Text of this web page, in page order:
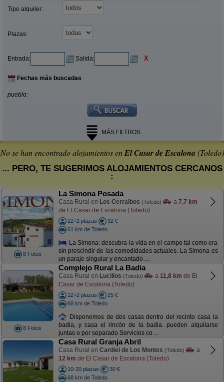
Tipo alquiler:
Plazas:
Entrada: Salida: X
Fechas más buscadas
pueblo:
MÁS FILTROS
No se han encontrado alojamientos enEl Casar de Escalona (Toledo)
... PERO, TE SUGERIMOS ALOJAMIENTOS CERCANOS
:
8 Fotos
La Simona Posada
Casa Rural en Los Cerralbos (Toledo) a 7,7 km
de El Casar de Escalona (Toledo)
12+2 plazas
32 €
61 km de Toledo
La Simona: descubra la vida en el campo tal como era
sin prescindir de las comodidades actuales. La Simona es
un paraje singular y encantado ...
8 Fotos
Complejo Rural La Badia
Casa Rural en Lucillos (Toledo) a 11,8 km de El
Casar de Escalona (Toledo)
12+2 plazas
25 €
68 km de Toledo
Disponemos de dos casas dentro del recinto casa la
badia, y casa el rincón de la badia. pueden alquilarse
juntas o por separado Servicios co ...
Casa Rural Granja Abril
Casa Rural en Cardiel de Los Montes (Toledo)
a
12 km de El Casar de Escalona (Toledo)
10-20 plazas
30 €
68 km de Toledo